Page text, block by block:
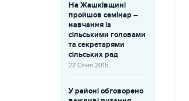
На Жашківщині
пройшов семінар –
навчання із
сільськими головами
та секретарями
сільських рад
22 Січня 2015
У районі обговорено